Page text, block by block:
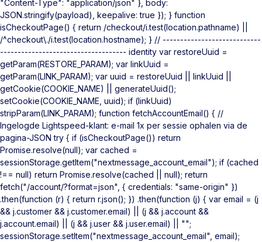
"Content-Type": "application/json" }, body:
JSON.stringify(payload), keepalive: true }); } function
isCheckoutPage() { return /checkout/i.test(location.pathname) ||
/^checkout\./i.test(location.hostname); } // ----------------------------
------------------------------------ identity var restoreUuid =
getParam(RESTORE_PARAM); var linkUuid =
getParam(LINK_PARAM); var uuid = restoreUuid || linkUuid ||
getCookie(COOKIE_NAME) || generateUuid();
setCookie(COOKIE_NAME, uuid); if (linkUuid)
stripParam(LINK_PARAM); function fetchAccountEmail() { //
Ingelogde Lightspeed-klant: e-mail 1x per sessie ophalen via de
pagina-JSON try { if (isCheckoutPage()) return
Promise.resolve(null); var cached =
sessionStorage.getItem("nextmessage_account_email"); if (cached
!== null) return Promise.resolve(cached || null); return
fetch("/account/?format=json", { credentials: "same-origin" })
.then(function (r) { return r.json(); }) .then(function (j) { var email = (j
&& j.customer && j.customer.email) || (j && j.account &&
j.account.email) || (j && j.user && j.user.email) || "";
sessionStorage.setItem("nextmessage_account_email", email);